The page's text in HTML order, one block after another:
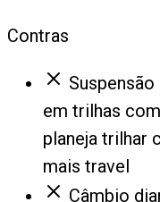
Contras
em trilhas
planeja trilhar
mais travel
Câmbio